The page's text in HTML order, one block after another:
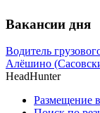
Вакансии дня
Водитель
Алёшино
HeadHunter
Размещение